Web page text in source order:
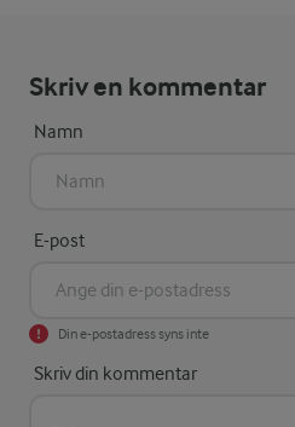
Skriv en kommentar
Namn
E-post
Din e-postadress syns inte
Skriv din kommentar